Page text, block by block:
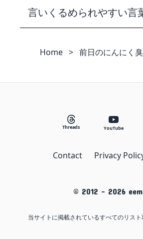
言いくるめられやすい言
Home > 前日のにんにく
Threads YouTube
Contact Privacy
© 2012 - 2026
当サイトに掲載されているすべてのリスト